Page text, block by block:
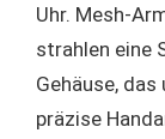
Uhr. Mesh-
strahlen eine
Gehäuse,
präzise